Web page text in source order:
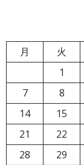
月
火
1
7
8
14
15
21
22
28
29